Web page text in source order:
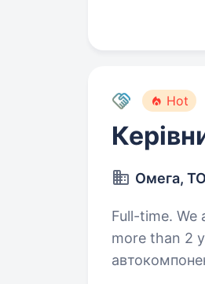
Hot
Омега,
Full-time. We
more than 2 years. Компанія «Омега» —